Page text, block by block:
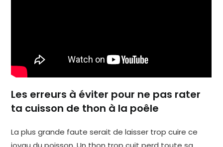
Les erreurs à éviter pour ne pas rater
ta cuisson de thon à la poêle
La plus grande faute serait de laisser trop cuire ce